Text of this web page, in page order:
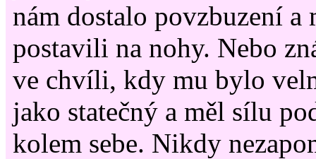
nám dostalo povzbuzení a
postavili na nohy. Nebo
ve chvíli, kdy mu bylo
jako statečný a měl sílu
kolem sebe. Nikdy